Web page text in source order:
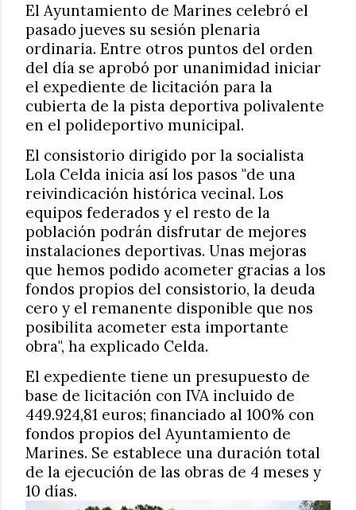
El Ayuntamiento de Marines celebró el
pasado jueves su sesión plenaria
ordinaria. Entre otros puntos del orden
del día se aprobó por unanimidad iniciar
el expediente de licitación para la
cubierta de la pista deportiva polivalente
en el polideportivo municipal.
El consistorio dirigido por la socialista
Lola Celda inicia así los pasos "de una
reivindicación histórica vecinal. Los
equipos federados y el resto de la
población podrán disfrutar de mejores
instalaciones deportivas. Unas mejoras
que hemos podido acometer gracias a los
fondos propios del consistorio, la deuda
cero y el remanente disponible que nos
posibilita acometer esta importante
obra", ha explicado Celda.
El expediente tiene un presupuesto de
base de licitación con IVA incluido de
449.924,81 euros; financiado al 100% con
fondos propios del Ayuntamiento de
Marines. Se establece una duración total
de la ejecución de las obras de 4 meses y
10 días.